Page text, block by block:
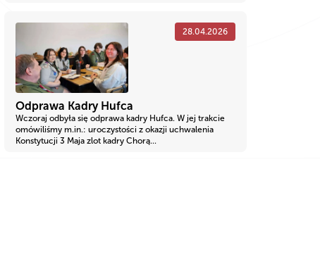
28.04.2026
Odprawa Kadry Hufca
Wczoraj odbyła się odprawa kadry Hufca. W jej trakcie
omówiliśmy m.in.: uroczystości z okazji uchwalenia
Konstytucji 3 Maja zlot kadry Chorą...